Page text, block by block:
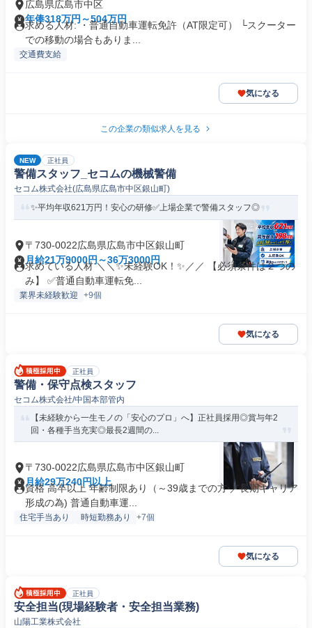
広島県広島市中区
年俸318万円～504万円
求める人材: ・普通自動車運転免許（AT限定可） └スクーター
での移動の場合もありま...
交通費支給
気になる
この企業の類似求人を見る
NEW 正社員
警備スタッフ_セコムの機械警備
セコム株式会社(広島県広島市中区銀山町)
✨平均年収621万円！安心の研修✅️上場企業で警備スタッフ◎
〒730-0022広島県広島市中区銀山町
月給21万9000円～36万3000円
求めている人材 ＼＼✨未経験OK！✨／／ 【必須条件は２つの
み】 ✅️普通自動車運転免...
業界未経験歓迎 +9個
気になる
正社員
警備・保守点検スタッフ
セコム株式会社/中国本部管内
【未経験から一生モノの「安心のプロ」へ】正社員採用◎賞与年2
回・各種手当充実◎最長2週間の...
〒730-0022広島県広島市中区銀山町
月給29万240円以上
資格 高卒以上 年齢制限あり（～39歳までの方 ／長期キャリア
形成の為) 普通自動車運...
住宅手当あり 時短勤務あり +7個
気になる
正社員
安全担当(現場経験者・安全担当業務)
山陽工業株式会社